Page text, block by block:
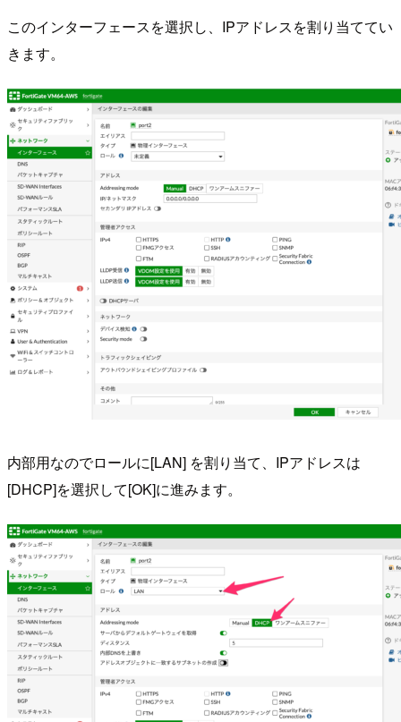
このインターフェースを選択し、IPアドレスを割り当ててい
きます。
内部用なのでロールに[LAN] を割り当て、IPアドレスは
[DHCP]を選択して[OK]に進みます。